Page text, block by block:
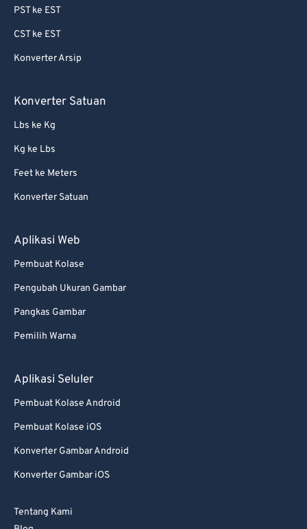
PST ke EST
CST ke EST
Konverter Arsip
Konverter Satuan
Lbs ke Kg
Kg ke Lbs
Feet ke Meters
Konverter Satuan
Aplikasi Web
Pembuat Kolase
Pengubah Ukuran Gambar
Pangkas Gambar
Pemilih Warna
Aplikasi Seluler
Pembuat Kolase Android
Pembuat Kolase iOS
Konverter Gambar Android
Konverter Gambar iOS
Tentang Kami